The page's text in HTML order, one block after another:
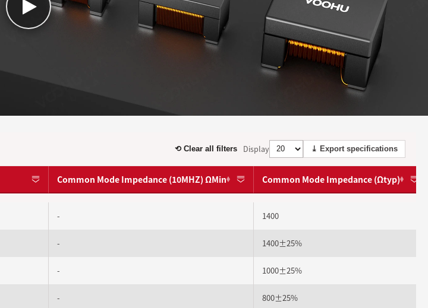
⟲ Clear all filters Display ⤓ Export specifications
Common Mode Impedance (10MHZ) ΩMin Common Mode Impedance (Ωtyp)
- 1400
- 1400±25%
- 1000±25%
- 800±25%